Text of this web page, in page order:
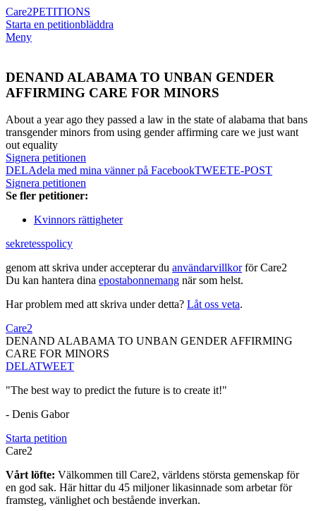
Care2PETITIONS
Starta en petitionbläddra
Meny
DENAND ALABAMA TO UNBAN GENDER
AFFIRMING CARE FOR MINORS
About a year ago they passed a law in the state of alabama that bans
transgender minors from using gender affirming care we just want
out equality
Signera petitionen
DELAdela med mina vänner på FacebookTWEETE-POST
Signera petitionen
Se fler petitioner:
Kvinnors rättigheter
sekretesspolicy
genom att skriva under accepterar du användarvillkorför Care2
Du kan hantera dina epostabonnemang när som helst.
Har problem med att skriva under detta? Låt oss veta.
Care2
DENAND ALABAMA TO UNBAN GENDER AFFIRMING
CARE FOR MINORS
DELATWEET
"The best way to predict the future is to create it!"
- Denis Gabor
Starta petition
Care2
Vårt löfte: Välkommen till Care2, världens största gemenskap för
en god sak. Här hittar du 45 miljoner likasinnade som arbetar för
framsteg, vänlighet och bestående inverkan.